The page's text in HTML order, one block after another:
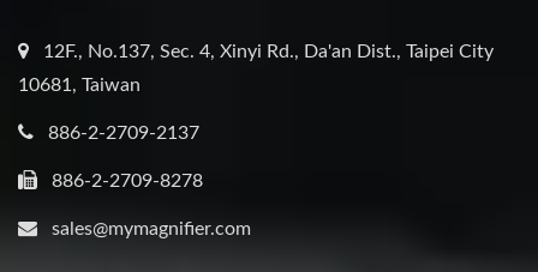
12F., No.137, Sec. 4, Xinyi Rd., Da'an Dist., Taipei City
10681, Taiwan
886-2-2709-2137
886-2-2709-8278
sales@mymagnifier.com